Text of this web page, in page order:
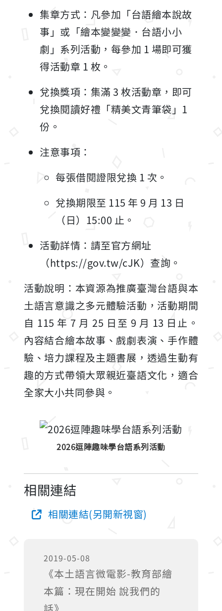
集章方式：凡參加「台語繪本說故
事」或「繪本變變變．台語小小
劇」系列活動，每參加 1 場即可獲
得活動章 1 枚。
兌換獎項：集滿 3 枚活動章，即可
兌換閱讀好禮「精美文青筆袋」1
份。
注意事項：
每張借閱證限兌換 1 次。
兌換期限至 115 年 9 月 13 日
（日）15:00 止。
活動詳情：請至官方網址
（https://gov.tw/cJK）查詢。
活動說明：本資源為推廣臺灣台語與本
土語言意識之多元體驗活動，活動期間
自 115 年 7 月 25 日至 9 月 13 日止。
內容結合繪本故事、戲劇表演、手作體
驗、培力課程及主題書展，透過生動有
趣的方式帶領大眾親近臺語文化，適合
全家大小共同參與。
2026逗陣趣味學台語系列活動
相關連結
相關連結(另開新視窗)
2019-05-08
《本土語言微電影-教育部繪
本篇：現在開始 說我們的